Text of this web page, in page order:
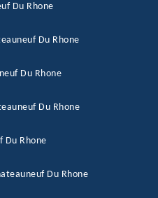
Du Rhone
Du Rhone
Du Rhone
Du Rhone
Du Rhone
Du Rhone